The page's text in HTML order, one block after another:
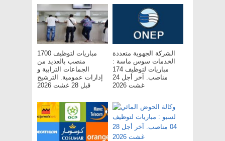
مباريات لتوظيف 1700
منصب بالعديد من
الجماعات الترابية و
إدارات عمومية. الترشيح
قبل 28 غشت 2026
الشركة الجهوية متعددة
الخدمات سوس ماسة :
مباريات لتوظيف 174
مناصب. آخر أجل 24
غشت 2026